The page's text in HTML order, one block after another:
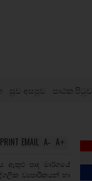
සුව අසපුව පාඨක පිටුව
A+
A-
EMAIL
PRINT
ඇතුළු පාද මාර්ගයේ
ව්‍යපාරිකයන් හා